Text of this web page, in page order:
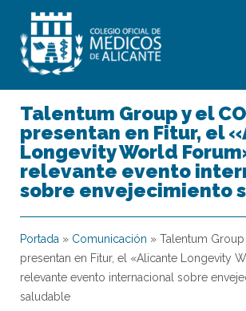
Talentum Group y el
presentan en Fitur, el
Longevity World
relevante evento
sobre envejecimiento
Portada » Comunicación » Talentum
presentan en Fitur, el «Alicante Longevity
relevante evento internacional sobre
saludable